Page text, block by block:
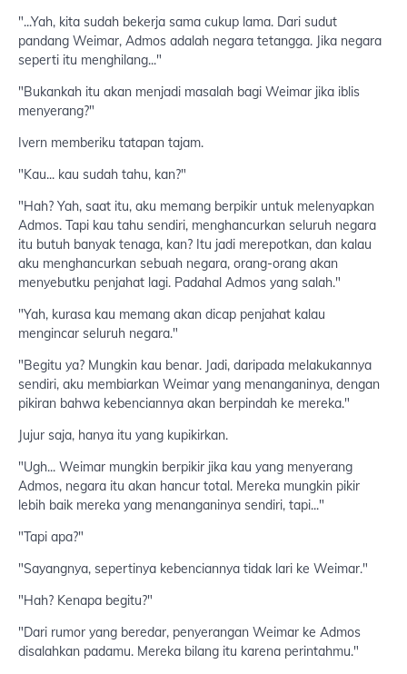
"...Yah, kita sudah bekerja sama cukup lama. Dari sudut
pandang Weimar, Admos adalah negara tetangga. Jika negara
seperti itu menghilang..."
"Bukankah itu akan menjadi masalah bagi Weimar jika iblis
menyerang?"
Ivern memberiku tatapan tajam.
"Kau... kau sudah tahu, kan?"
"Hah? Yah, saat itu, aku memang berpikir untuk melenyapkan
Admos. Tapi kau tahu sendiri, menghancurkan seluruh negara
itu butuh banyak tenaga, kan? Itu jadi merepotkan, dan kalau
aku menghancurkan sebuah negara, orang-orang akan
menyebutku penjahat lagi. Padahal Admos yang salah."
"Yah, kurasa kau memang akan dicap penjahat kalau
mengincar seluruh negara."
"Begitu ya? Mungkin kau benar. Jadi, daripada melakukannya
sendiri, aku membiarkan Weimar yang menanganinya, dengan
pikiran bahwa kebenciannya akan berpindah ke mereka."
Jujur saja, hanya itu yang kupikirkan.
"Ugh... Weimar mungkin berpikir jika kau yang menyerang
Admos, negara itu akan hancur total. Mereka mungkin pikir
lebih baik mereka yang menanganinya sendiri, tapi..."
"Tapi apa?"
"Sayangnya, sepertinya kebenciannya tidak lari ke Weimar."
"Hah? Kenapa begitu?"
"Dari rumor yang beredar, penyerangan Weimar ke Admos
disalahkan padamu. Mereka bilang itu karena perintahmu."